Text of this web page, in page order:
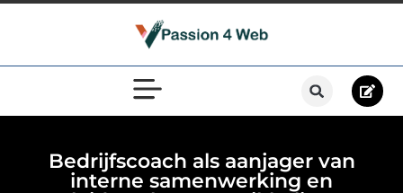
Bedrijfscoach als aanjager van
interne samenwerking en